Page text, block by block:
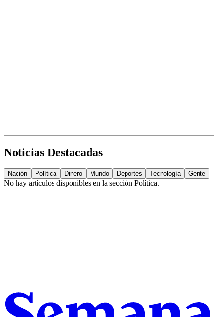
Noticias Destacadas
Nación Política Dinero Mundo Deportes Tecnología Gente
No hay artículos disponibles en la sección Política.